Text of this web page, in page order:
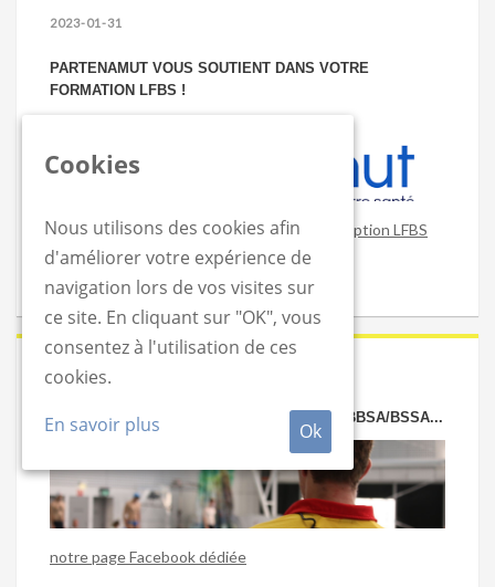
2023-01-31
PARTENAMUT VOUS SOUTIENT DANS VOTRE
FORMATION LFBS !
Obtenez un remboursement sur votre inscription LFBS
2020-06-24
VOUS CHERCHEZ OU PROPOSEZ UN JOB BBSA/BSSA...
notre page Facebook dédiée
Cookies
Nous utilisons des cookies afin
d'améliorer votre expérience de
navigation lors de vos visites sur
ce site. En cliquant sur "OK", vous
consentez à l'utilisation de ces
cookies.
En savoir plus
Ok